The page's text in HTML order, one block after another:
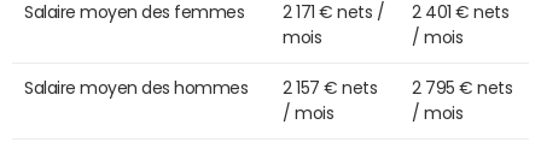
Salaire moyen des femmes
2 171 € nets /
mois
2 401 € nets
/ mois
Salaire moyen des hommes
2 157 € nets
/ mois
2 795 € nets
/ mois